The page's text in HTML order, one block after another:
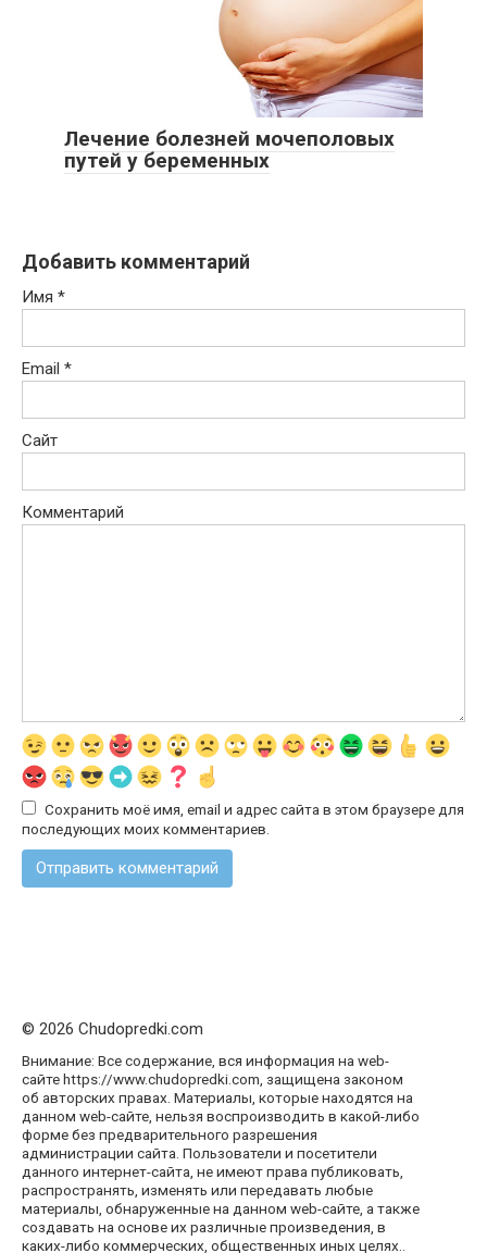
Лечение болезней мочеполовых
путей у беременных
Добавить комментарий
Имя *
Email *
Сайт
Комментарий
Сохранить моё имя, email и адрес сайта в этом браузере для
последующих моих комментариев.
© 2026 Chudopredki.com
Внимание: Все содержание, вся информация на web-
сайте https://www.chudopredki.com, защищена законом
об авторских правах. Материалы, которые находятся на
данном web-сайте, нельзя воспроизводить в какой-либо
форме без предварительного разрешения
администрации сайта. Пользователи и посетители
данного интернет-сайта, не имеют права публиковать,
распространять, изменять или передавать любые
материалы, обнаруженные на данном web-сайте, а также
создавать на основе их различные произведения, в
каких-либо коммерческих, общественных иных целях..